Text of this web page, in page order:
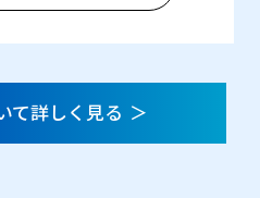
て詳しく見る